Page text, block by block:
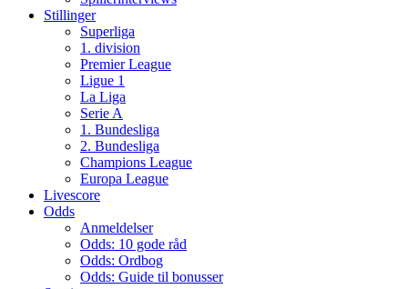
Stillinger
Superliga
1. division
Premier League
Ligue 1
La Liga
Serie A
1. Bundesliga
2. Bundesliga
Champions League
Europa League
Livescore
Odds
Anmeldelser
Odds: 10 gode råd
Odds: Ordbog
Odds: Guide til bonusser